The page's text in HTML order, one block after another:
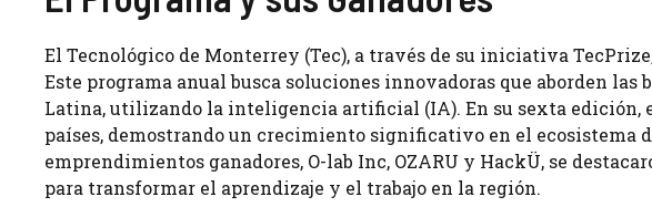
El Tecnológico de Monterrey (Tec), a través de su iniciativa
Este programa anual busca soluciones innovadoras que aborden
Latina, utilizando la inteligencia artificial (IA). En su sexta edición,
países, demostrando un crecimiento significativo en el ecosistema
emprendimientos ganadores, O-lab Inc, OZARU y HackÜ, se
para transformar el aprendizaje y el trabajo en la región.